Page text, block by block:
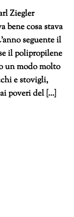
Ziegler
bene cosa stava
seguente il
il polipropilene
un modo molto
e stovigli,
poveri del […]